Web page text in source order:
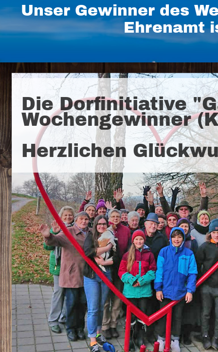
Unser Gewinner des
Ehrenamt
Die Dorfinitiative
Wochengewinner
Herzlichen